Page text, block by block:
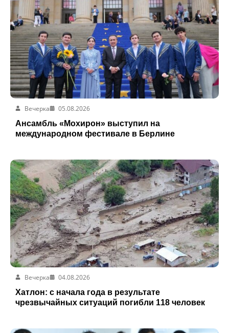
Вечерка
05.08.2026
Ансамбль «Мохирон» выступил на
международном фестивале в Берлине
Вечерка
04.08.2026
Хатлон: с начала года в результате
чрезвычайных ситуаций погибли 118 человек